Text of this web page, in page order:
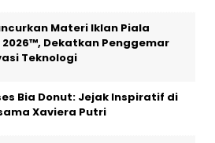
Materi Iklan Piala
2026™, Dekatkan Penggemar
Teknologi
Bia Donut: Jejak Inspiratif di
Xaviera Putri